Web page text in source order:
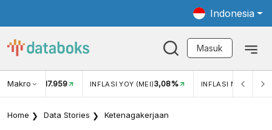
Indonesia
Masuk
Makro
USD/IDR 17.959 INFLASI YOY (MEI)3,08% INFLASI MOM (MEI)
Home Data Stories Ketenagakerjaan